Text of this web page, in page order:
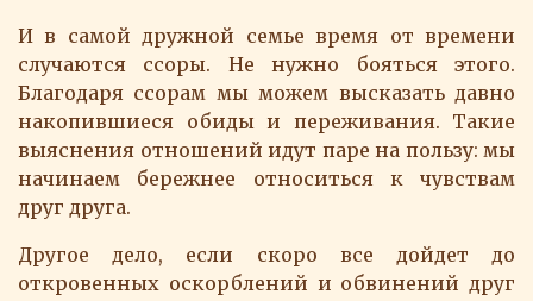
И в самой дружной семье время от времени
случаются ссоры. Не нужно бояться этого.
Благодаря ссорам мы можем высказать давно
накопившиеся обиды и переживания. Такие
выяснения отношений идут паре на пользу: мы
начинаем бережнее относиться к чувствам
друг друга.
Другое дело, если скоро все дойдет до
откровенных оскорблений и обвинений друг